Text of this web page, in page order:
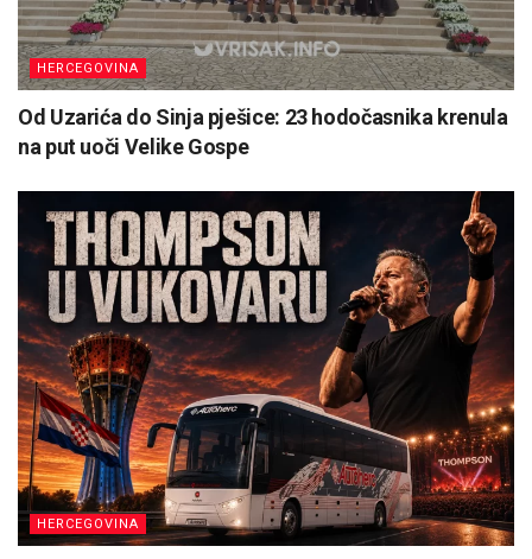
HERCEGOVINA
Od Uzarića do Sinja pješice: 23 hodočasnika krenula
na put uoči Velike Gospe
HERCEGOVINA